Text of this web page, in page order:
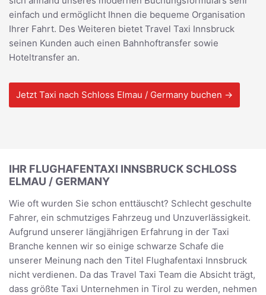
einfach und ermöglicht Ihnen die bequeme Organisation
Ihrer Fahrt. Des Weiteren bietet Travel Taxi Innsbruck
seinen Kunden auch einen Bahnhoftransfer sowie
Hoteltransfer an.
Jetzt Taxi nach Schloss Elmau / Germany buchen →
IHR FLUGHAFENTAXI INNSBRUCK SCHLOSS
ELMAU / GERMANY
Wie oft wurden Sie schon enttäuscht? Schlecht geschulte
Fahrer, ein schmutziges Fahrzeug und Unzuverlässigkeit.
Aufgrund unserer längjährigen Erfahrung in der Taxi
Branche kennen wir so einige schwarze Schafe die
unserer Meinung nach den Titel Flughafentaxi Innsbruck
nicht verdienen. Da das Travel Taxi Team die Absicht trägt,
dass größte Taxi Unternehmen in Tirol zu werden, nehmen